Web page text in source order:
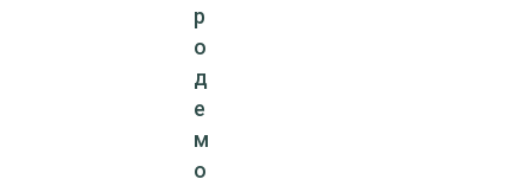
р
о
д
е
м
о